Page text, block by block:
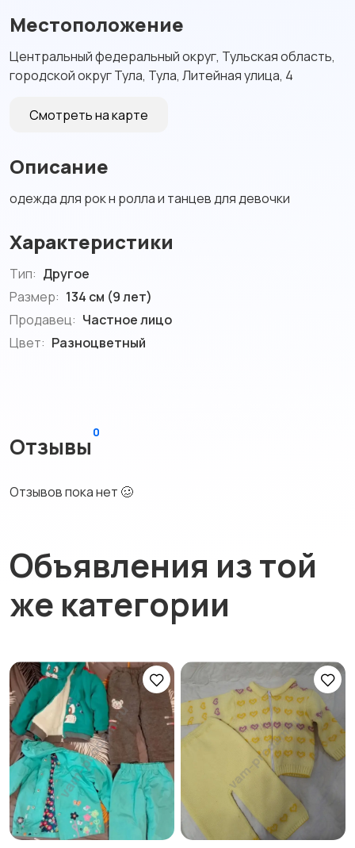
Местоположение
Центральный федеральный округ, Тульская область,
городской округ Тула, Тула, Литейная улица, 4
Смотреть на карте
Описание
одежда для рок н ролла и танцев для девочки
Характеристики
Тип: Другое
Размер: 134 см (9 лет)
Продавец: Частное лицо
Цвет: Разноцветный
Отзывы
0
Отзывов пока нет 🥴
Объявления из той
же категории